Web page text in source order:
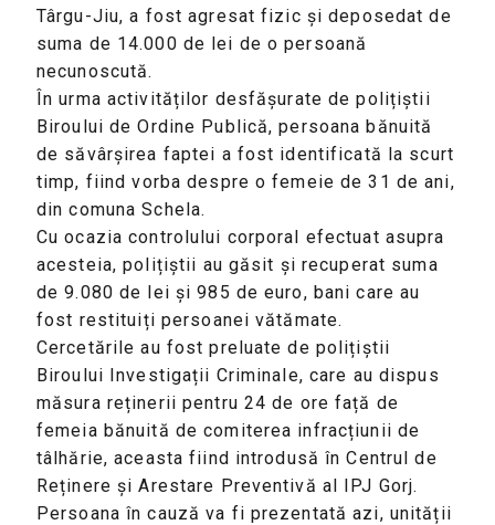
Târgu-Jiu, a fost agresat fizic și deposedat de
suma de 14.000 de lei de o persoană
necunoscută.
În urma activităților desfășurate de polițiștii
Biroului de Ordine Publică, persoana bănuită
de săvârșirea faptei a fost identificată la scurt
timp, fiind vorba despre o femeie de 31 de ani,
din comuna Schela.
Cu ocazia controlului corporal efectuat asupra
acesteia, polițiștii au găsit și recuperat suma
de 9.080 de lei și 985 de euro, bani care au
fost restituiți persoanei vătămate.
Cercetările au fost preluate de polițiștii
Biroului Investigații Criminale, care au dispus
măsura reținerii pentru 24 de ore față de
femeia bănuită de comiterea infracțiunii de
tâlhărie, aceasta fiind introdusă în Centrul de
Reținere și Arestare Preventivă al IPJ Gorj.
Persoana în cauză va fi prezentată azi, unității